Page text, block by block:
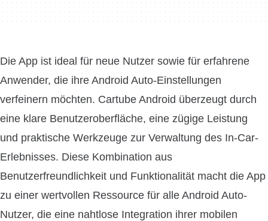
Die App ist ideal für neue Nutzer sowie für erfahrene
Anwender, die ihre Android Auto-Einstellungen
verfeinern möchten. Cartube Android überzeugt durch
eine klare Benutzeroberfläche, eine zügige Leistung
und praktische Werkzeuge zur Verwaltung des In-Car-
Erlebnisses. Diese Kombination aus
Benutzerfreundlichkeit und Funktionalität macht die App
zu einer wertvollen Ressource für alle Android Auto-
Nutzer, die eine nahtlose Integration ihrer mobilen